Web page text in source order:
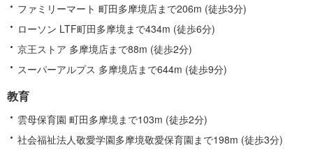
ファミリーマート 町田多摩境店まで206m (徒歩3分)
ローソン LTF町田多摩境まで434m (徒歩6分)
京王ストア 多摩境店まで88m (徒歩2分)
スーパーアルプス 多摩境店まで644m (徒歩9分)
教育
雲母保育園 町田多摩境まで103m (徒歩2分)
社会福祉法人敬愛学園多摩境敬愛保育園まで198m (徒歩3分)